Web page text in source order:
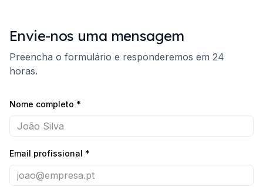
Envie-nos uma mensagem
Preencha o formulário e responderemos em 24
horas.
Nome completo *
Email profissional *